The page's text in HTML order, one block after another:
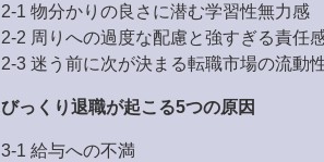
2-1 物分かりの良さに潜む学習性無力感
2-2 周りへの過度な配慮と強すぎる責任
2-3 迷う前に次が決まる転職市場の流動
びっくり退職が起こる5つの原因
3-1 給与への不満